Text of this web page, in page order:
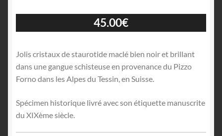
45.00€
Jolis cristaux de staurotide maclé bien noir et brillant
dans une gangue schisteuse en provenance du Pizzo
Forno dans les Alpes du Tessin, en Suisse.
Spécimen historique livré avec son étiquette manuscrite
du XIXème siècle.